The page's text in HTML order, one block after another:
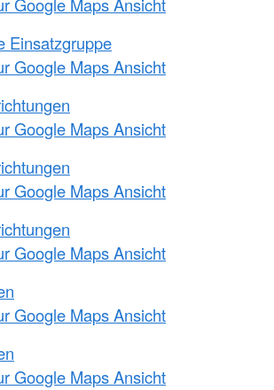
Google Maps Ansicht
Einsatzgruppe
Google Maps Ansicht
Google Maps Ansicht
Google Maps Ansicht
Google Maps Ansicht
Google Maps Ansicht
Google Maps Ansicht